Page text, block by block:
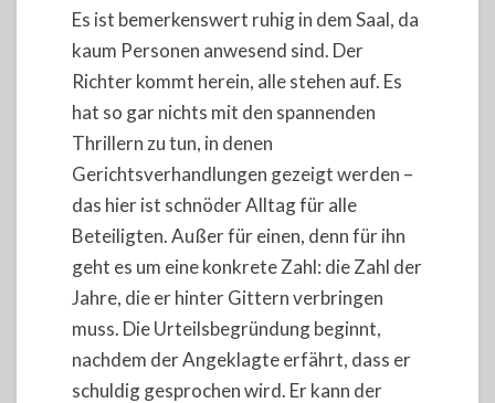
Es ist bemerkenswert ruhig in dem Saal, da
kaum Personen anwesend sind. Der
Richter kommt herein, alle stehen auf. Es
hat so gar nichts mit den spannenden
Thrillern zu tun, in denen
Gerichtsverhandlungen gezeigt werden –
das hier ist schnöder Alltag für alle
Beteiligten. Außer für einen, denn für ihn
geht es um eine konkrete Zahl: die Zahl der
Jahre, die er hinter Gittern verbringen
muss. Die Urteilsbegründung beginnt,
nachdem der Angeklagte erfährt, dass er
schuldig gesprochen wird. Er kann der